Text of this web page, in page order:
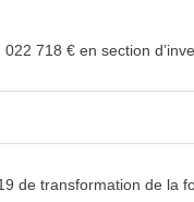
718 € en section
de transformation de la